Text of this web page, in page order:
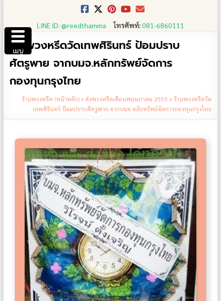
content
LINE ID: @reedthamma โทรศัพท์:081-6860111
ร้านพวงหรีดวัดเทพศิรินทร์ ป้อมปราบ
ศัตรูพาย จากบมจ.หลักทรัพย์จัดการ
กองทุนกรุงไทย
ร้านพวงหรีด (หน้าหลัก)»ส่งพวงหรีดเดือนพฤษภาคม 2559 »ร้านพวงหรีดวัด
เทพศิรินทร์ ป้อมปราบศัตรูพาย จากบมจ.หลักทรัพย์จัดการกองทุนกรุงไทย
เมนู